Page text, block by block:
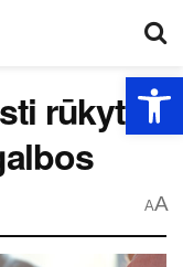
rūkyti –
AA